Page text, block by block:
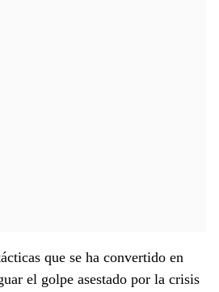
que se ha convertido en
el golpe asestado por la crisis